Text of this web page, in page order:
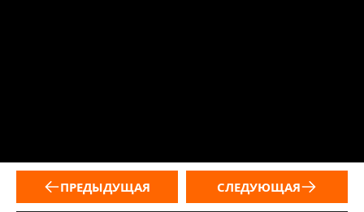
ПРЕДЫДУЩАЯ СЛЕДУЮЩАЯ